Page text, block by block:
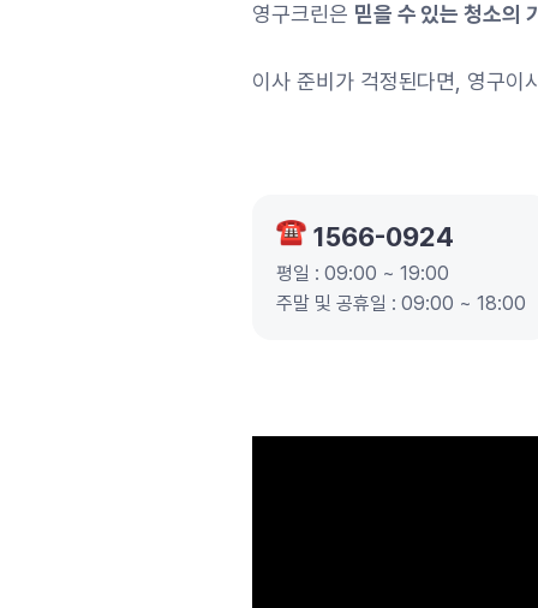
영구크린은 믿을 수 있는 청소의
이사 준비가 걱정된다면, 영구이
1566-0924
평일 : 09:00 ~ 19:00
주말 및 공휴일 : 09:00 ~ 18:00